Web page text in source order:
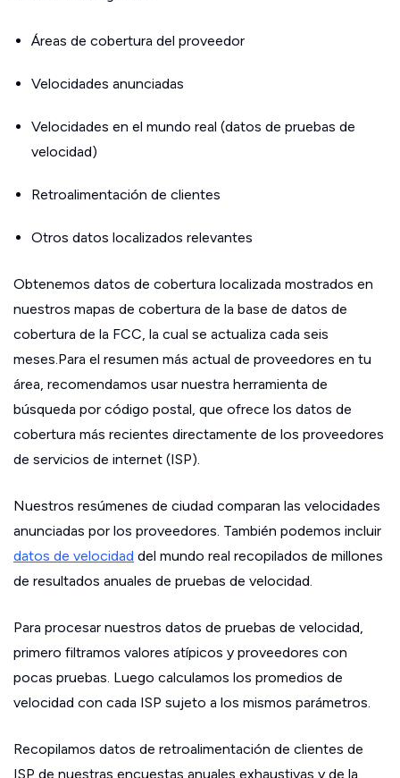
Áreas de cobertura del proveedor
Velocidades anunciadas
Velocidades en el mundo real (datos de pruebas de
velocidad)
Retroalimentación de clientes
Otros datos localizados relevantes
Obtenemos datos de cobertura localizada mostrados en
nuestros mapas de cobertura de la base de datos de
cobertura de la FCC, la cual se actualiza cada seis
meses.Para el resumen más actual de proveedores en tu
área, recomendamos usar nuestra herramienta de
búsqueda por código postal, que ofrece los datos de
cobertura más recientes directamente de los proveedores
de servicios de internet (ISP).
Nuestros resúmenes de ciudad comparan las velocidades
anunciadas por los proveedores. También podemos incluir
datos de velocidad del mundo real recopilados de millones
de resultados anuales de pruebas de velocidad.
Para procesar nuestros datos de pruebas de velocidad,
primero filtramos valores atípicos y proveedores con
pocas pruebas. Luego calculamos los promedios de
velocidad con cada ISP sujeto a los mismos parámetros.
Recopilamos datos de retroalimentación de clientes de
ISP de nuestras encuestas anuales exhaustivas y de la